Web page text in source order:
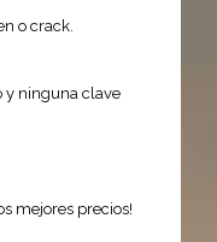
o crack.
y ninguna clave
mejores precios!